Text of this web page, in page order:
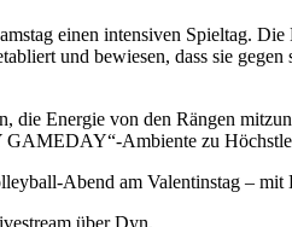
einen intensiven Spieltag.
und bewiesen, dass sie
die Energie von den Rängen
GAMEDAY“-Ambiente zu
Abend am Valentinstag –
über Dyn.